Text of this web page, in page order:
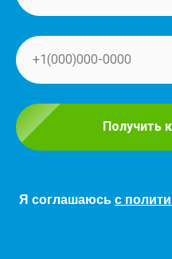
Получить
Я соглашаюсь с